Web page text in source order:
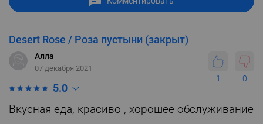
Desert Rose / Роза пустыни (закрыт)
1 0
Алла
07 декабря 2021
5.0
Вкусная еда, красиво , хорошее обслуживание